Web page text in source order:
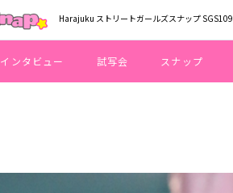
Harajuku ストリートガールズスナップ SGS109
インタビュー 試写会 スナップ